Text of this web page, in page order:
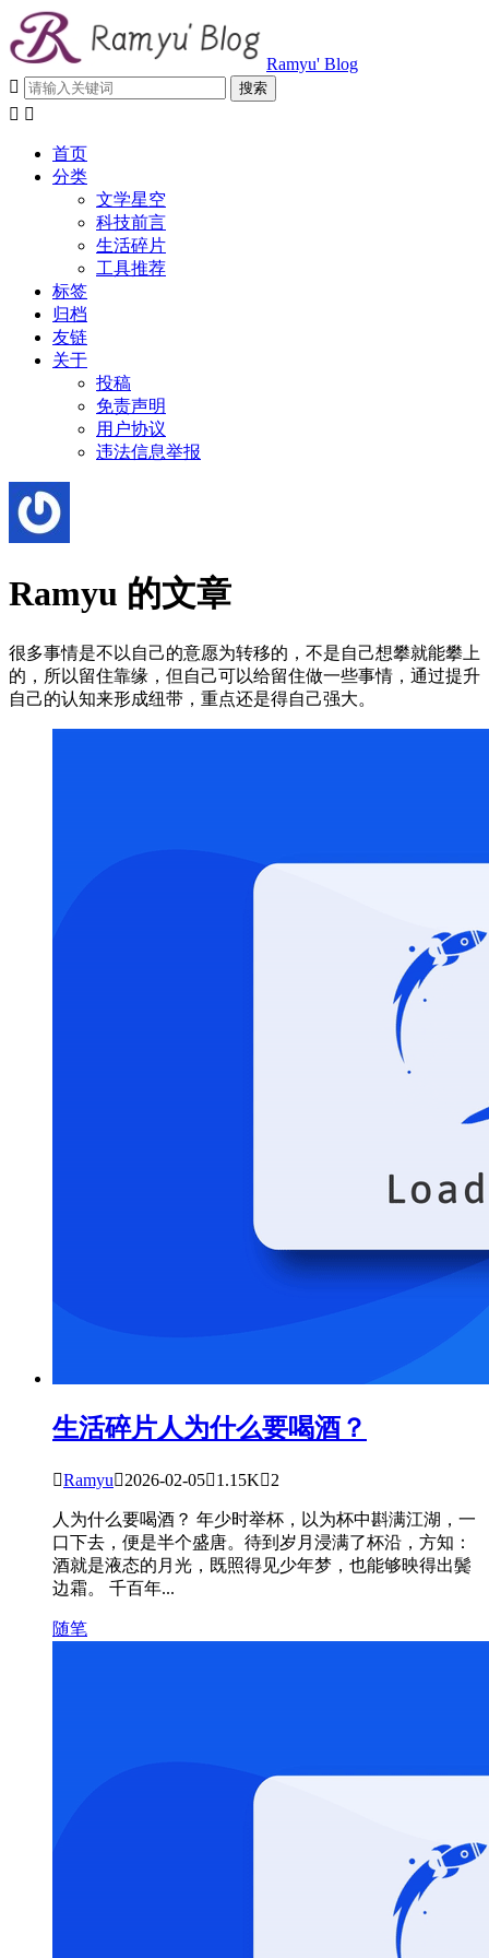
Ramyu' Blog

 
首页
分类
文学星空
科技前言
生活碎片
工具推荐
标签
归档
友链
关于
投稿
免责声明
用户协议
违法信息举报
Ramyu 的文章
很多事情是不以自己的意愿为转移的，不是自己想攀就能攀上
的，所以留住靠缘，但自己可以给留住做一些事情，通过提升
自己的认知来形成纽带，重点还是得自己强大。
生活碎片人为什么要喝酒？
Ramyu2026-02-051.15K2
人为什么要喝酒？ 年少时举杯，以为杯中斟满江湖，一
口下去，便是半个盛唐。待到岁月浸满了杯沿，方知：
酒就是液态的月光，既照得见少年梦，也能够映得出鬓
边霜。 千百年...
随笔